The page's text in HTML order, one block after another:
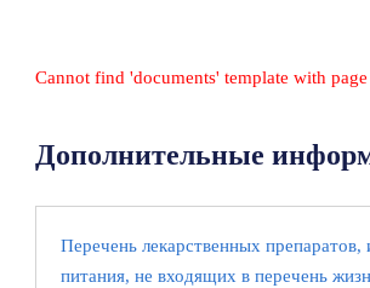
Cannot find 'documents' template with
Дополнительные
Перечень лекарственных препаратов,
питания, не входящих в перечень